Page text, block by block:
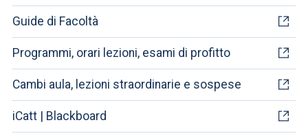
Guide di Facoltà
Programmi, orari lezioni, esami di profitto
Cambi aula, lezioni straordinarie e sospese
iCatt | Blackboard